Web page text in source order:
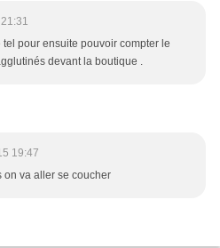
pour ensuite pouvoir compter le
devant la boutique .
19:47
on va aller se coucher